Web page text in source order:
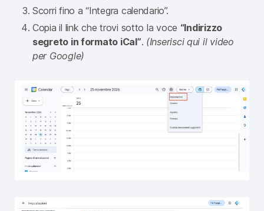
Scorri fino a “Integra calendario”.
Copia il link che trovi sotto la voce “Indirizzo
segreto in formato iCal”. (Inserisci qui il video
per Google)